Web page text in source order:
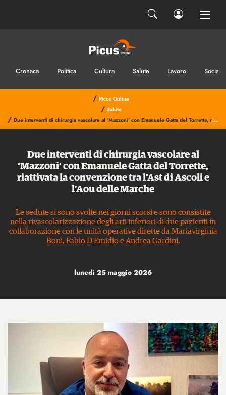
Cronaca Politica Cultura Salute Lavoro Sociale
/ Picus Online
/ Salute
/ Due interventi di chirurgia vascolare al ‘Mazzoni’ con Emanuele Gatta del Torrette, riattivata la convenzione tra l'Ast di Ascoli e l’Aou delle Marche
Due interventi di chirurgia vascolare al
‘Mazzoni’ con Emanuele Gatta del Torrette,
riattivata la convenzione tra l'Ast di Ascoli e
l’Aou delle Marche
Le sedute si sono svolte nei giorni scorsi e sono consistite
nella rivascolarizzazione degli arti inferiori di due pazienti in
collaborazione con le unità operative dirette da Mariavirginia
Boni, Fabio D’Emidio e Andrea Gardini.
lunedì 25 maggio 2026